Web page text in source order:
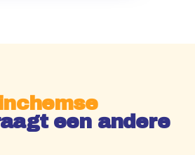
een andere